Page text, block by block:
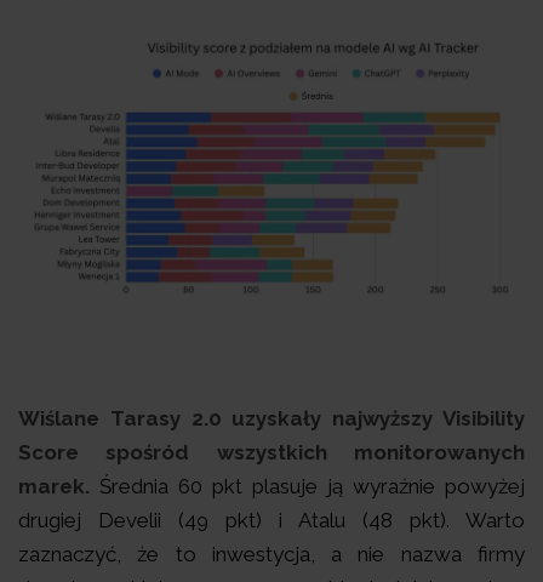
Wiślane Tarasy 2.0 uzyskały najwyższy Visibility
Score spośród wszystkich monitorowanych
marek. Średnia 60 pkt plasuje ją wyraźnie powyżej
drugiej Develii (49 pkt) i Atalu (48 pkt). Warto
zaznaczyć, że to inwestycja, a nie nazwa firmy